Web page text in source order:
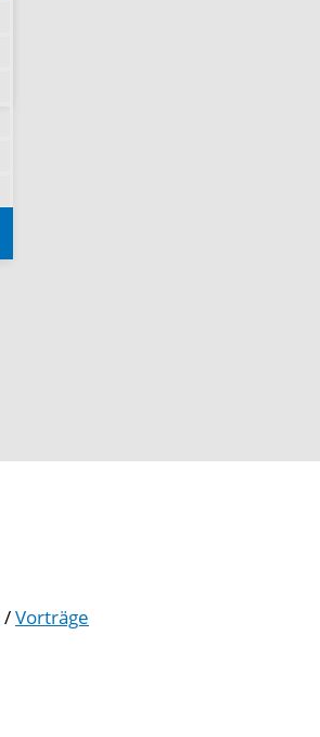
/Vorträge